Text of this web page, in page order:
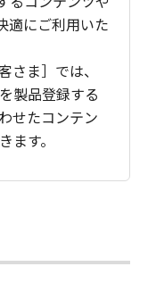
適にご利用いた
さま］では、
製品登録する
せたコンテン
ます。